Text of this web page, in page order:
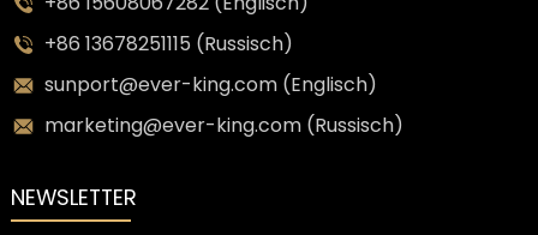
+86 13678251115 (Russisch)
sunport@ever-king.com (Englisch)
marketing@ever-king.com (Russisch)
NEWSLETTER